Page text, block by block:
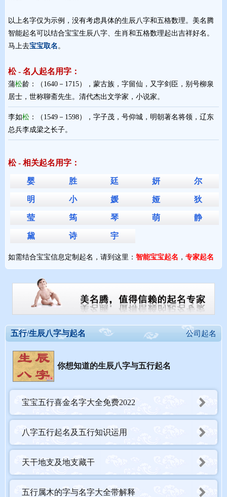
以上名字仅为示例，没有考虑具体的生辰八字和五格数理。美名腾
智能起名可以结合宝宝生辰八字、生肖和五格数理起出吉祥好名。
马上去宝宝取名。
松 - 名人起名用字：
蒲松龄：（1640－1715），蒙古族，字留仙，又字剑臣，别号柳泉
居士，世称聊斋先生。清代杰出文学家，小说家。
李如松 ：（1549－1598），字子茂，号仰城，明朝著名将领，辽东
总兵李成梁之长子。
松 - 相关起名用字：
婴 胜 廷 妍 尔
明 小 媛 娅 狄
莹 筠 琴 萌 静
黛 诗 宇
如需结合宝宝信息定制起名，请到这里： 智能宝宝起名 ， 专家起名
公司起名
五行/生辰八字与起名
你想知道的生辰八字与五行起名
宝宝五行喜金名字大全免费2022
八字五行起名及五行知识运用
天干地支及地支藏干
五行属木的字与名字大全带解释